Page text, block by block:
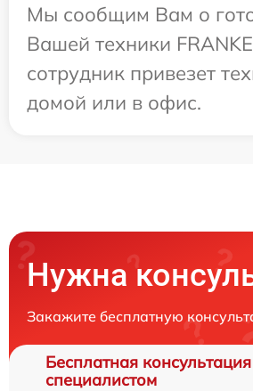
Мы сообщим Вам о
Вашей техники
сотрудник привезет
домой или в офис.
Нужна
Закажите бесплатную
Бесплатная
специалистом